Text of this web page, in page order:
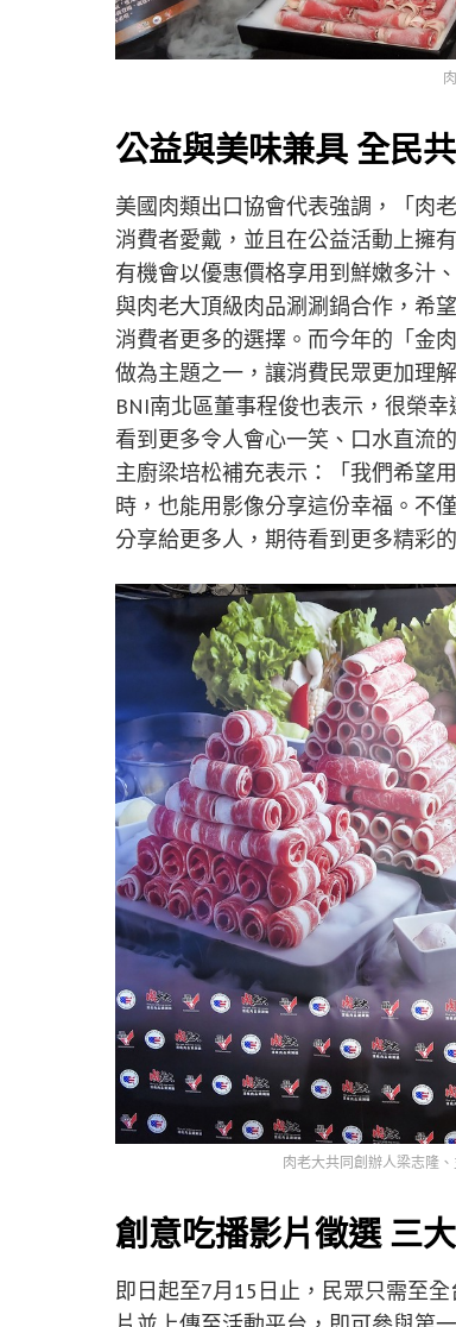
公益與美味兼具 全民
美國肉類出口協會代表強調，「肉
消費者愛戴，並且在公益活動上擁
有機會以優惠價格享用到鮮嫩多汁
與肉老大頂級肉品涮涮鍋合作，希
消費者更多的選擇。而今年的「金
做為主題之一，讓消費民眾更加理
BNI南北區董事程俊也表示，很榮
看到更多令人會心一笑、口水直流的
主廚梁培松補充表示：「我們希望
時，也能用影像分享這份幸福。不
分享給更多人，期待看到更多精彩的
肉老大共同創辦人梁志隆
創意吃播影片徵選 三
即日起至7月15日止，民眾只需至